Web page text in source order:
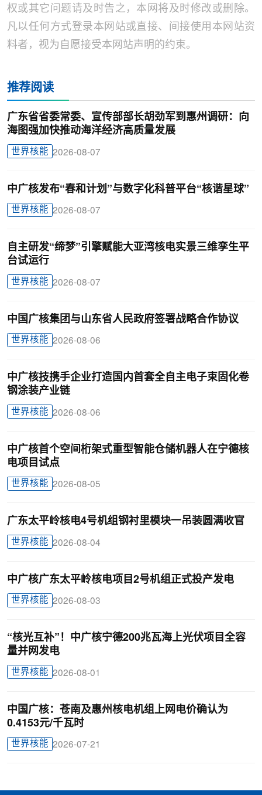
权或其它问题请及时告之，本网将及时修改或删除。
凡以任何方式登录本网站或直接、间接使用本网站资
料者，视为自愿接受本网站声明的约束。
推荐阅读
广东省省委常委、宣传部部长胡劲军到惠州调研：向
海图强加快推动海洋经济高质量发展
世界核能 2026-08-07
中广核发布“春和计划”与数字化科普平台“核谐星球”
世界核能 2026-08-07
自主研发“缔梦”引擎赋能大亚湾核电实景三维孪生平
台试运行
世界核能 2026-08-07
中国广核集团与山东省人民政府签署战略合作协议
世界核能 2026-08-06
中广核技携手企业打造国内首套全自主电子束固化卷
钢涂装产业链
世界核能 2026-08-06
中广核首个空间桁架式重型智能仓储机器人在宁德核
电项目试点
世界核能 2026-08-05
广东太平岭核电4号机组钢衬里模块一吊装圆满收官
世界核能 2026-08-04
中广核广东太平岭核电项目2号机组正式投产发电
世界核能 2026-08-03
“核光互补”！中广核宁德200兆瓦海上光伏项目全容
量并网发电
世界核能 2026-08-01
中国广核：苍南及惠州核电机组上网电价确认为
0.4153元/千瓦时
世界核能 2026-07-21